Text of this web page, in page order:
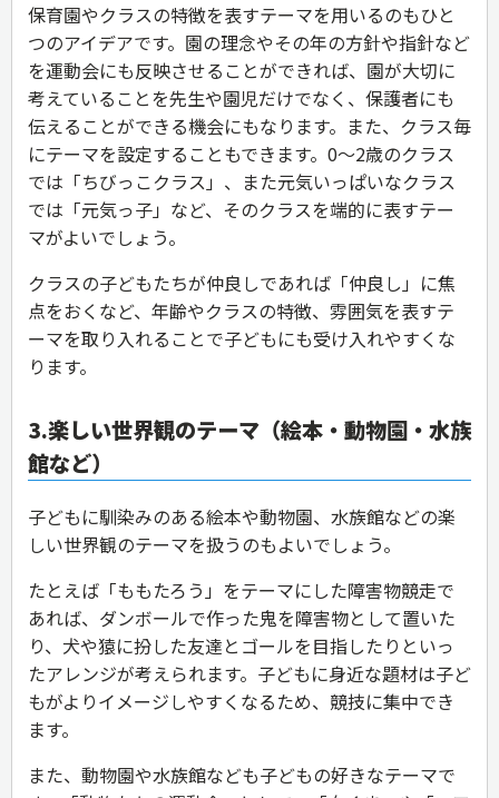
保育園やクラスの特徴を表すテーマを用いるのもひと
つのアイデアです。園の理念やその年の方針や指針など
を運動会にも反映させることができれば、園が大切に
考えていることを先生や園児だけでなく、保護者にも
伝えることができる機会にもなります。また、クラス毎
にテーマを設定することもできます。0〜2歳のクラス
では「ちびっこクラス」、また元気いっぱいなクラス
では「元気っ子」など、そのクラスを端的に表すテー
マがよいでしょう。
クラスの子どもたちが仲良しであれば「仲良し」に焦
点をおくなど、年齢やクラスの特徴、雰囲気を表すテ
ーマを取り入れることで子どもにも受け入れやすくな
ります。
3.楽しい世界観のテーマ（絵本・動物園・水族
館など）
子どもに馴染みのある絵本や動物園、水族館などの楽
しい世界観のテーマを扱うのもよいでしょう。
たとえば「ももたろう」をテーマにした障害物競走で
あれば、ダンボールで作った鬼を障害物として置いた
り、犬や猿に扮した友達とゴールを目指したりといっ
たアレンジが考えられます。子どもに身近な題材は子ど
もがよりイメージしやすくなるため、競技に集中でき
ます。
また、動物園や水族館なども子どもの好きなテーマで